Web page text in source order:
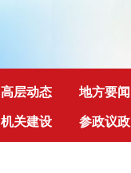
高层动态 地方要闻
机关建设 参政议政